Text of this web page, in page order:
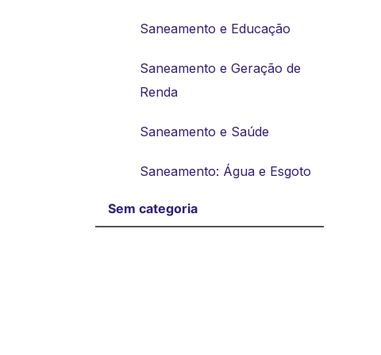
Saneamento e Educação
Saneamento e Geração de
Renda
Saneamento e Saúde
Saneamento: Água e Esgoto
Sem categoria